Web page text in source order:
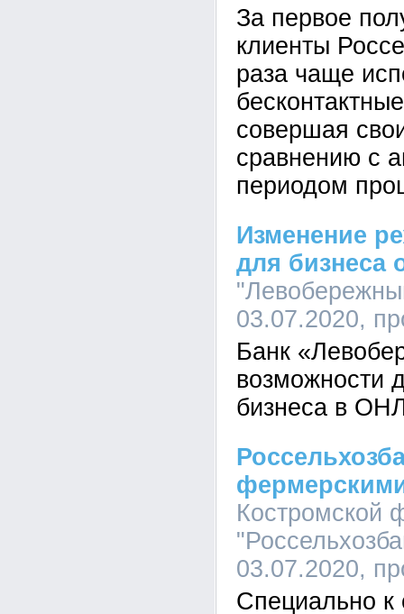
За первое
клиенты
раза чаще
совершая
сравнению с
периодом
Изменение
для бизнеса
03.07.2020,
Банк
возможности
бизнеса в
Костромской
03.07.2020,
Специально к